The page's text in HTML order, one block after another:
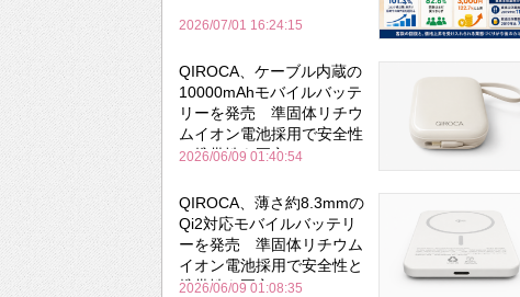
2026/07/01 16:24:15
QIROCA、ケーブル内蔵の
10000mAhモバイルバッテ
リーを発売 準固体リチウ
ムイオン電池採用で安全性
と携帯性を両立
2026/06/09 01:40:54
QIROCA、薄さ約8.3mmの
Qi2対応モバイルバッテリ
ーを発売 準固体リチウム
イオン電池採用で安全性と
携帯性を両立
2026/06/09 01:08:35